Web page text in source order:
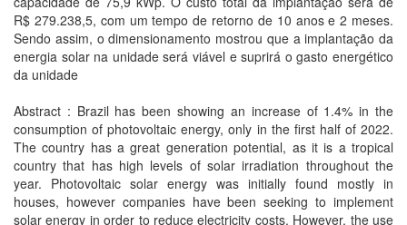
R$ 279.238,5, com um tempo de retorno de 10 anos e 2 meses.
Sendo assim, o dimensionamento mostrou que a implantação da
energia solar na unidade será viável e suprirá o gasto energético
da unidade
Abstract : Brazil has been showing an increase of 1.4% in the
consumption of photovoltaic energy, only in the first half of 2022.
The country has a great generation potential, as it is a tropical
country that has high levels of solar irradiation throughout the
year. Photovoltaic solar energy was initially found mostly in
houses, however companies have been seeking to implement
solar energy in order to reduce electricity costs. However, the use